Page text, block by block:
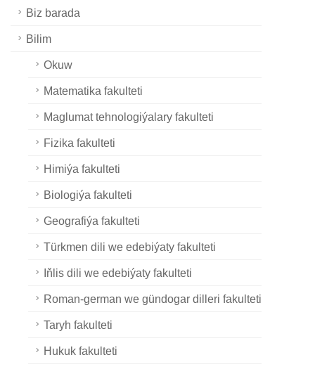
Biz barada
Bilim
Okuw
Matematika fakulteti
Maglumat tehnologiýalary fakulteti
Fizika fakulteti
Himiýa fakulteti
Biologiýa fakulteti
Geografiýa fakulteti
Türkmen dili we edebiýaty fakulteti
Iňlis dili we edebiýaty fakulteti
Roman-german we gündogar dilleri fakulteti
Taryh fakulteti
Hukuk fakulteti